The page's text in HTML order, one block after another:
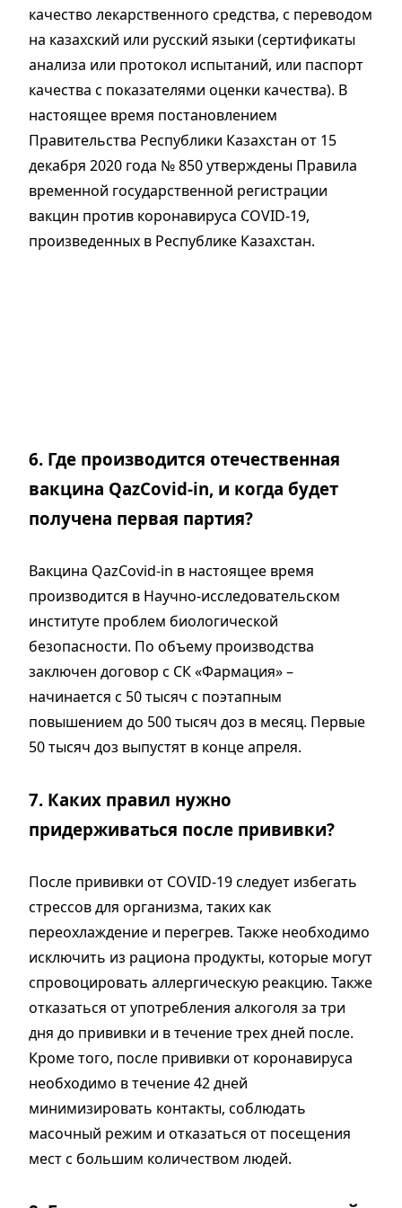
качество лекарственного средства, с переводом
на казахский или русский языки (сертификаты
анализа или протокол испытаний, или паспорт
качества с показателями оценки качества). В
настоящее время постановлением
Правительства Республики Казахстан от 15
декабря 2020 года № 850 утверждены Правила
временной государственной регистрации
вакцин против коронавируса COVID-19,
произведенных в Республике Казахстан.
6. Где производится отечественная
вакцина QazCovid-in, и когда будет
получена первая партия?
Вакцина QazCovid-in в настоящее время
производится в Научно-исследовательском
институте проблем биологической
безопасности. По объему производства
заключен договор с СК «Фармация» –
начинается с 50 тысяч с поэтапным
повышением до 500 тысяч доз в месяц. Первые
50 тысяч доз выпустят в конце апреля.
7. Каких правил нужно
придерживаться после прививки?
После прививки от COVID-19 следует избегать
стрессов для организма, таких как
переохлаждение и перегрев. Также необходимо
исключить из рациона продукты, которые могут
спровоцировать аллергическую реакцию. Также
отказаться от употребления алкоголя за три
дня до прививки и в течение трех дней после.
Кроме того, после прививки от коронавируса
необходимо в течение 42 дней
минимизировать контакты, соблюдать
масочный режим и отказаться от посещения
мест с большим количеством людей.